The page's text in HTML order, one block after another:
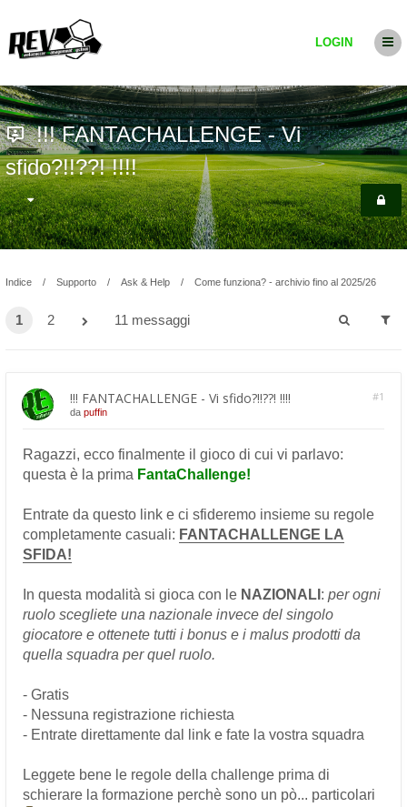
LOGIN
!!! FANTACHALLENGE - Vi
sfido?!!??! !!!!
Indice Supporto Ask & Help Come funziona? - archivio fino al 2025/26
1 2 11 messaggi
!!! FANTACHALLENGE - Vi sfido?!!??! !!!! #1
da puffin
Ragazzi, ecco finalmente il gioco di cui vi parlavo:
questa è la prima FantaChallenge!
Entrate da questo link e ci sfideremo insieme su regole
completamente casuali: FANTACHALLENGE LA
SFIDA!
In questa modalità si gioca con le NAZIONALI : per ogni
ruolo scegliete una nazionale invece del singolo
giocatore e ottenete tutti i bonus e i malus prodotti da
quella squadra per quel ruolo.
- Gratis
- Nessuna registrazione richiesta
- Entrate direttamente dal link e fate la vostra squadra
Leggete bene le regole della challenge prima di
schierare la formazione perchè sono un pò... particolari